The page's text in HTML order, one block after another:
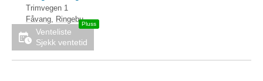
Trimvegen 1
Fåvang, Ringebu
Venteliste
Sjekk ventetid